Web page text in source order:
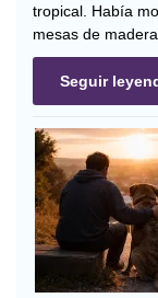
tropical. Había
mesas de
Seguir